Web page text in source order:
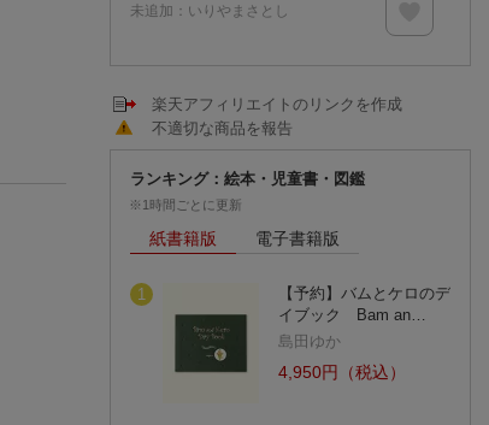
未追加： いりやまさとし
楽天アフィリエイトのリンクを作成
不適切な商品を報告
ランキング：絵本・児童書・図鑑
※1時間ごとに更新
紙書籍版 電子書籍版
1
【予約】バムとケロのデ
イブック Bam an…
島田ゆか
4,950円（税込）